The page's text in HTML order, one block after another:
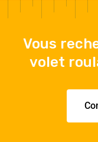
Vous
volet